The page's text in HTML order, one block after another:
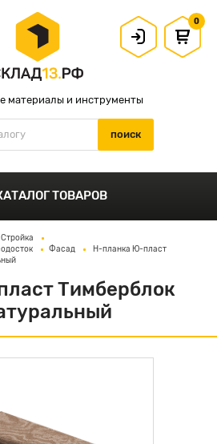
материалы и инструменты
0
ТОВАРОВ
Стройка
Фасад
Н-планка Ю-пласт
Тимберблок